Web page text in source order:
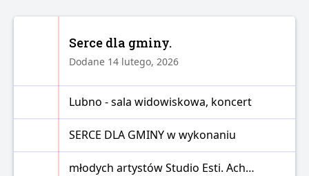
Serce dla gminy.
Dodane 14 lutego, 2026
Lubno - sala widowiskowa, koncert
SERCE DLA GMINY w wykonaniu
młodych artystów Studio Esti. Ach…